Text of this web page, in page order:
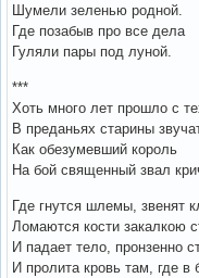
Шумели зеленью родной.
Где позабыв про все дела
Гуляли пары под луной.
***
Хоть много лет прошло с
В преданьях старины
Как обезумевший король
На бой священный звал
Где гнутся шлемы, звенят
Ломаются кости закалкою
И падает тело, пронзенно
И пролита кровь там, где в